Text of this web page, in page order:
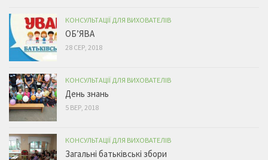
КОНСУЛЬТАЦІЇ ДЛЯ ВИХОВАТЕЛІВ
ОБ’ЯВА
28 СЕР, 2018
КОНСУЛЬТАЦІЇ ДЛЯ ВИХОВАТЕЛІВ
День знань
5 ВЕР, 2018
КОНСУЛЬТАЦІЇ ДЛЯ ВИХОВАТЕЛІВ
Загальні батьківські збори